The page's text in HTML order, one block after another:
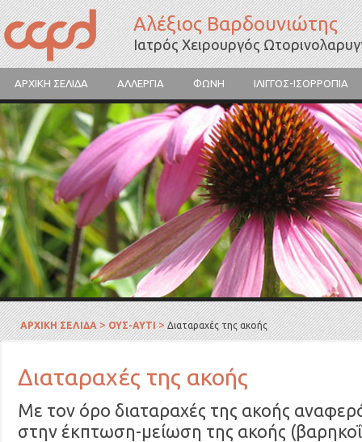
Αλέξιος Βαρδουνιώτης
Ιατρός Χειρουργός
ΑΡΧΙΚΗ ΣΕΛΙΔΑ ΑΛΛΕΡΓΙΑ ΦΩΝΗ ΙΛΙΓΓΟΣ-ΙΣΟΡΡΟΠΙΑ
Γύρη λουλουδιών
ΑΡΧΙΚΗ ΣΕΛΙΔΑ>ΟΥΣ-ΑΥΤΙ>Διαταραχές της ακοής
Διαταραχές της ακοής
Με τον όρο διαταραχές της ακοής
στην έκπτωση-μείωση της ακοής